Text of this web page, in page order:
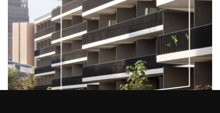
KSP ENGEL
联系方式
出版信息
出版信息
数据保护
脸书
即刻
微信